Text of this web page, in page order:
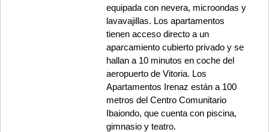
equipada con nevera, microondas y
lavavajillas. Los apartamentos
tienen acceso directo a un
aparcamiento cubierto privado y se
hallan a 10 minutos en coche del
aeropuerto de Vitoria. Los
Apartamentos Irenaz están a 100
metros del Centro Comunitario
Ibaiondo, que cuenta con piscina,
gimnasio y teatro.